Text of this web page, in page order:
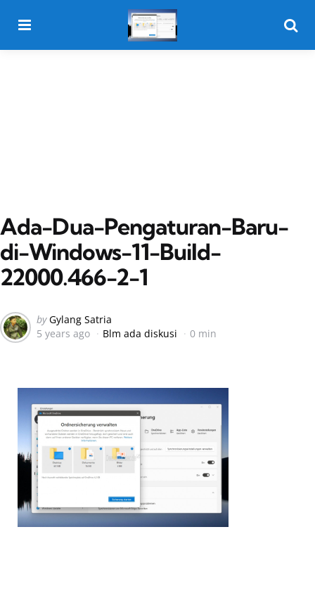
Ada-Dua-Pengaturan-Baru-
di-Windows-11-Build-
22000.466-2-1
Posted
by
by Gylang Satria
5 years ago
Blm ada diskusi 0 min